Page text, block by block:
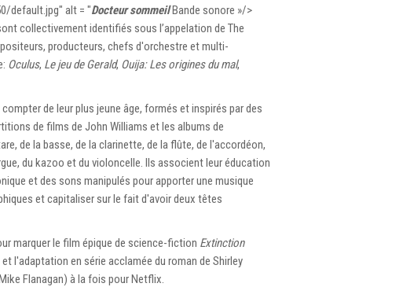
default.jpg" alt = "Docteur sommeilBande sonore »/>
collectivement identifiés sous l’appelation de The
producteurs, chefs d'orchestre et multi-
Oculus, Le jeu de Gerald, Ouija: Les origines du mal,
de leur plus jeune âge, formés et inspirés par des
de films de John Williams et les albums de
de la basse, de la clarinette, de la flûte, de l'accordéon,
du kazoo et du violoncelle. Ils associent leur éducation
et des sons manipulés pour apporter une musique
et capitaliser sur le fait d'avoir deux têtes
marquer le film épique de science-fiction Extinction
l'adaptation en série acclamée du roman de Shirley
Flanagan) à la fois pour Netflix.